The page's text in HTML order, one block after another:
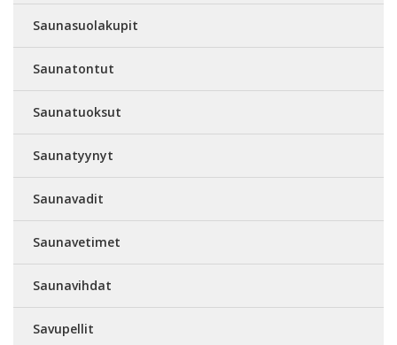
Saunasuolakupit
Saunatontut
Saunatuoksut
Saunatyynyt
Saunavadit
Saunavetimet
Saunavihdat
Savupellit